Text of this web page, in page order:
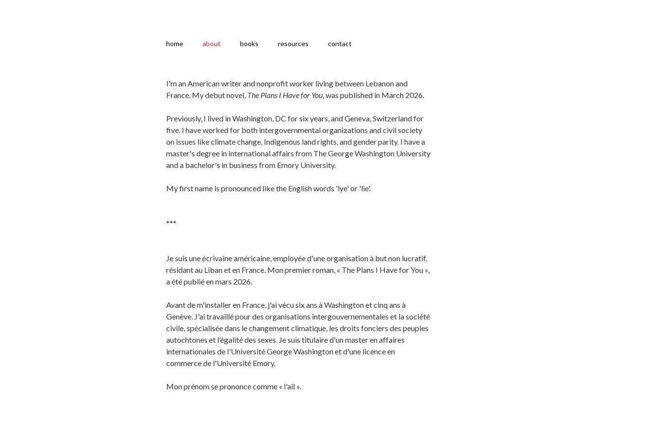
home about books resources contact
I'm an American writer and nonprofit worker living between Lebanon and
France. My debut novel, The Plans I Have for You, was published in March 2026.
Previously, I lived in Washington, DC for six years, and Geneva, Switzerland for
five. I have worked for both intergovernmental organizations and civil society
on issues like climate change, Indigenous land rights, and gender parity. I have a
master's degree in international affairs from The George Washington University
and a bachelor's in business from Emory University.
My first name is pronounced like the English words 'lye' or 'lie'.
***
Je suis une écrivaine américaine, employée d'une organisation à but non lucratif,
résidant au Liban et en France. Mon premier roman, « The Plans I Have for You »,
a été publié en mars 2026.
Avant de m'installer en France, j'ai vécu six ans à Washington et cinq ans à
Genève. J'ai travaillé pour des organisations intergouvernementales et la société
civile, spécialisée dans le changement climatique, les droits fonciers des peuples
autochtones et l’égalité des sexes. Je suis titulaire d'un master en affaires
internationales de l'Université George Washington et d'une licence en
commerce de l'Université Emory.
Mon prénom se prononce comme « l'ail ».